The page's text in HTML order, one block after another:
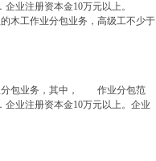
业注册资本金10万元以上。
木工作业分包业务，高级工不少于
业务，其中， 作业分包范
注册资本金10万元以上。 企业